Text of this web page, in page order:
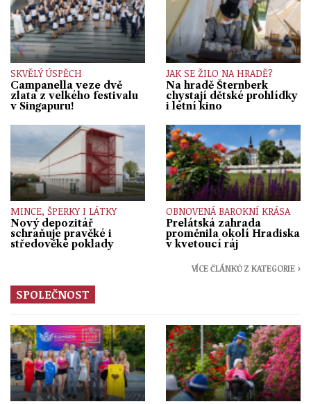
SKVĚLÝ ÚSPĚCH
Campanella veze dvě
zlata z velkého festivalu
v Singapuru!
JAK SE ŽILO NA HRADĚ?
Na hradě Šternberk
chystají dětské prohlídky
i letní kino
MINCE, ŠPERKY I LÁTKY
Nový depozitář
schraňuje pravěké i
středověké poklady
OBNOVENÁ BAROKNÍ KRÁSA
Prelátská zahrada
proměnila okolí Hradiska
v kvetoucí ráj
VÍCE ČLÁNKŮ Z KATEGORIE ›
SPOLEČNOST